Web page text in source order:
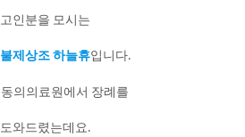
고인분을 모시는
제상조 하늘휴입니다.
의의료원에서 장례를
도와드렸는데요.